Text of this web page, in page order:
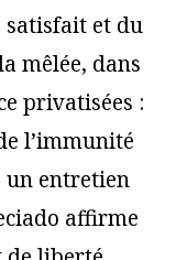
satisfait et du
mêlée, dans
privatisées :
l’immunité
un entretien
affirme